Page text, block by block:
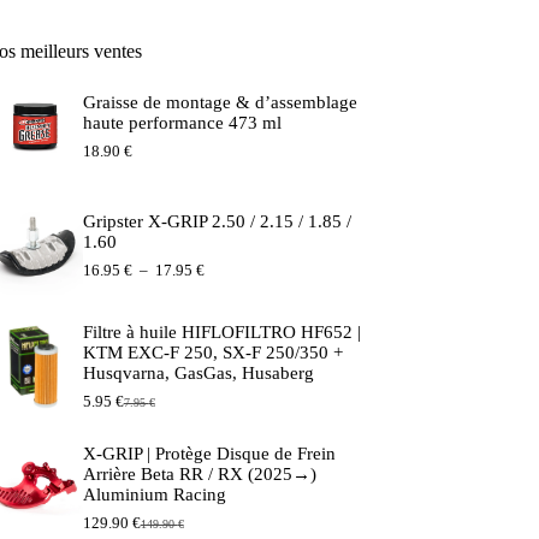
meilleurs ventes
Graisse de montage & d’assemblage
haute performance 473 ml
18.90 €
Gripster X-GRIP 2.50 / 2.15 / 1.85 /
1.60
16.95 € – 17.95 €Plage
16.95 €
à
17.95 €
Filtre à huile HIFLOFILTRO HF652 |
KTM EXC-F 250, SX-F 250/350 +
Husqvarna, GasGas, Husaberg
7.95€
Le
initial
était :
7.95 €.
5.95 €
Le
actuel
est :
5.95 €.
X-GRIP | Protège Disque de Frein
Arrière Beta RR / RX (2025→)
Aluminium Racing
149.90€
Le
129.90 €
Le